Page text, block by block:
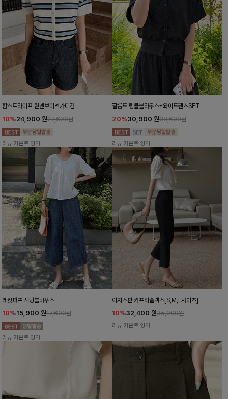
함스트라이프 린넨브이넥가디건
10%24,900 원27,600원
리뷰 카운트 영역
팔롬드 링클블라우스+와이드팬츠SET
20%30,900 원38,600원
리뷰 카운트 영역
레킷퍼프 셔링블라우스
10%15,900 원17,600원
리뷰 카운트 영역
이지스판 카프리슬랙스[S,M,L사이즈]
10%32,400 원35,900원
리뷰 카운트 영역